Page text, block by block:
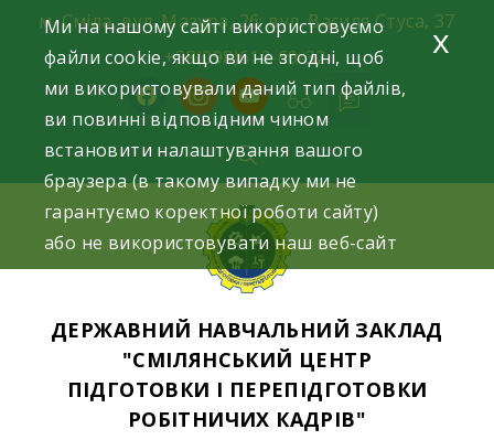
content
м. Сміла, вул. Мазура, 26; вул. Василя Стуса, 37
+38(098)612-69-32.
facebookinstagram
youtube
ДЕРЖАВНИЙ НАВЧАЛЬНИЙ ЗАКЛАД
"СМІЛЯНСЬКИЙ ЦЕНТР
ПІДГОТОВКИ І ПЕРЕПІДГОТОВКИ
РОБІТНИЧИХ КАДРІВ"
Ми на нашому сайті використовуємо
файли cookie, якщо ви не згодні, щоб
ми використовували даний тип файлів,
ви повинні відповідним чином
встановити налаштування вашого
браузера (в такому випадку ми не
гарантуємо коректної роботи сайту)
або не використовувати наш веб-сайт
x